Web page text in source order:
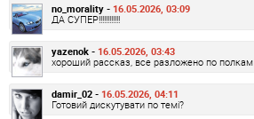
no_morality - 16.05.2026, 03:09
ДА СУПЕР!!!!!!!!!!!!
yazenok - 16.05.2026, 03:43
хороший рассказ, все разложено по полкам
damir_02 - 16.05.2026, 04:11
Готовий дискутувати по темі?